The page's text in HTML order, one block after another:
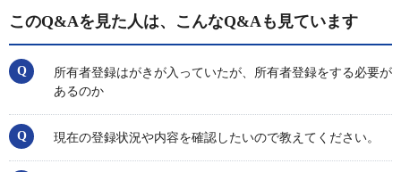
このQ&Aを見た人は、こんなQ&Aも見ています
所有者登録はがきが入っていたが、所有者登録をする必要が
あるのか
現在の登録状況や内容を確認したいので教えてください。